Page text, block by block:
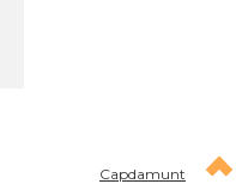
Capdamunt